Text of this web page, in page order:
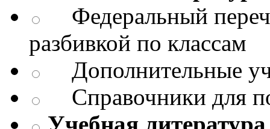
Федеральный
разбивкой по классам
Дополнительные
Справочники для